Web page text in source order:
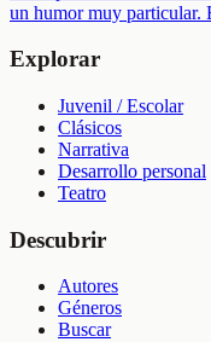
un humor muy particular.
Explorar
Juvenil / Escolar
Clásicos
Narrativa
Desarrollo personal
Teatro
Descubrir
Autores
Géneros
Buscar